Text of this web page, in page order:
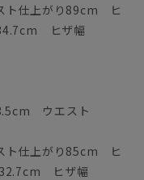
ト仕上がり89cm ヒ
ヒザ幅
ウエスト
ト仕上がり85cm ヒ
ヒザ幅